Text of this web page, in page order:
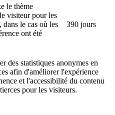
le thème
visiteur pour les
dans le cas où les
ont été
390 jours
des statistiques anonymes en
afin d'améliorer l'expérience
et l'accessibilité du contenu
pour les visiteurs.